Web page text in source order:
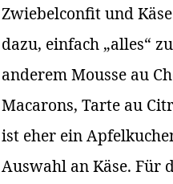
Zwiebelconfit und
dazu, einfach „alles“
anderem Mousse au
Macarons, Tarte au
ist eher ein
Auswahl an Käse. Für